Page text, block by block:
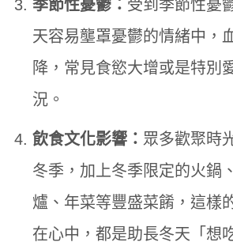
季節性憂鬱： 受到季節性憂
天容易壟罩憂鬱的情緒中，
降，常見食慾大增或是特別
況。
飲食文化影響： 眾多歡聚時
冬季，加上冬季限定的火鍋
爐、年菜等豐盛菜餚，這樣
在心中，都是助長冬天「想